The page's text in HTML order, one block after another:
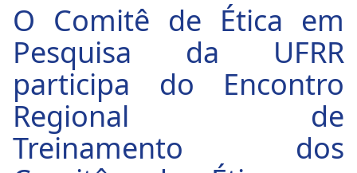
O Comitê de Ética em
Pesquisa da UFRR
participa do Encontro
Regional de
Treinamento dos